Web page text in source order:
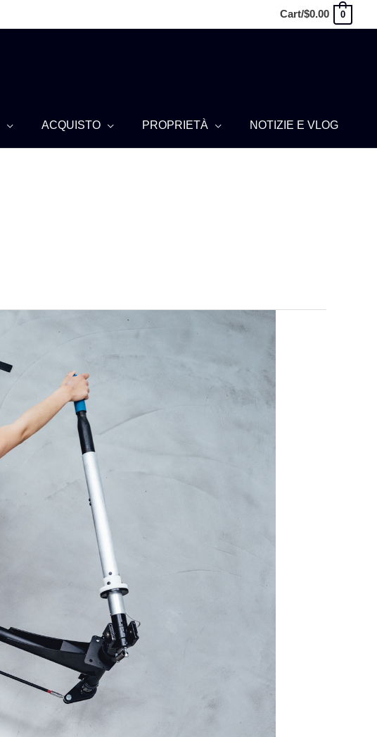
Cart/$0.00 0
ACQUISTO PROPRIETÀ NOTIZIE E VLOG